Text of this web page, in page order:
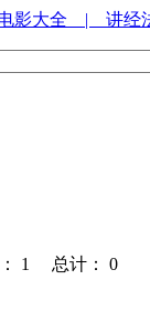
影大全 | 讲经
1 总计： 0